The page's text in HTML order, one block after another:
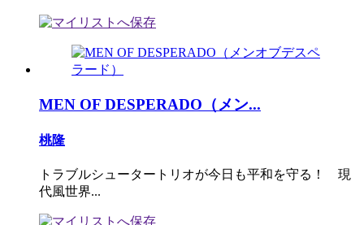
MEN OF DESPERADO（メン...
桃隆
トラブルシュータートリオが今日も平和を守る！ 現
代風世界...